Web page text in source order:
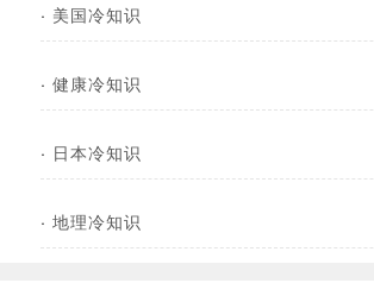
· 美国冷知识
· 健康冷知识
· 日本冷知识
· 地理冷知识